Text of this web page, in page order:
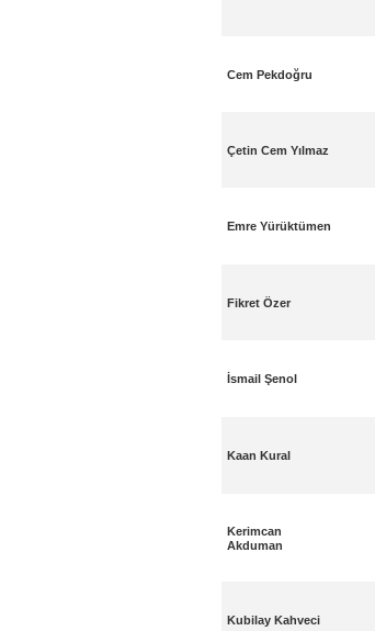
Cem Pekdoğru
Çetin Cem Yılmaz
Emre Yürüktümen
Fikret Özer
İsmail Şenol
Kaan Kural
Kerimcan
Akduman
Kubilay Kahveci